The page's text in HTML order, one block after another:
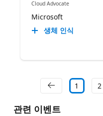
Cloud Advocate
Microsoft
생체 인식
1 2
관련 이벤트